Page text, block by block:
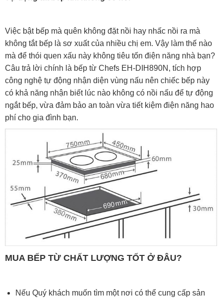
Việc bật bếp mà quên không đặt nồi hay nhấc nồi ra mà
không tắt bếp là sơ xuất của nhiều chị em. Vậy làm thế nào
mà để thói quen xấu này không tiêu tốn điện năng nhà bạn?
Câu trả lời chính là bếp từ Chefs EH-DIH890N, tích hợp
công nghệ tự động nhận diện vùng nấu nên chiếc bếp này
có khả năng nhận biết lúc nào không có nồi nấu để tự động
ngắt bếp, vừa đảm bảo an toàn vừa tiết kiệm điện năng hao
phí cho gia đình bạn.
MUA BẾP TỪCHẤT LƯỢNG TỐT Ở ĐÂU?
Nếu Quý khách muốn tìm một nơi có thể cung cấp sản